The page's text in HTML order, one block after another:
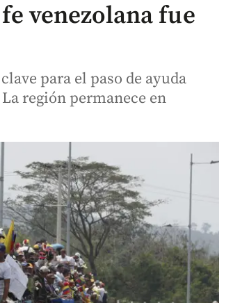
venezolana fue
para el paso de ayuda
región permanece en